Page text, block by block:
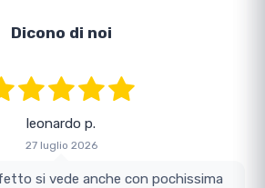
Dicono di noi
leonardo p.
27 luglio 2026